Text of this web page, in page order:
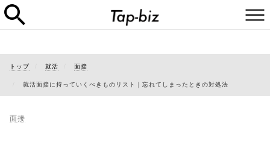
トップ 就活 面接
就活面接に持っていくべきものリスト｜忘れてしまったときの対処法
面接